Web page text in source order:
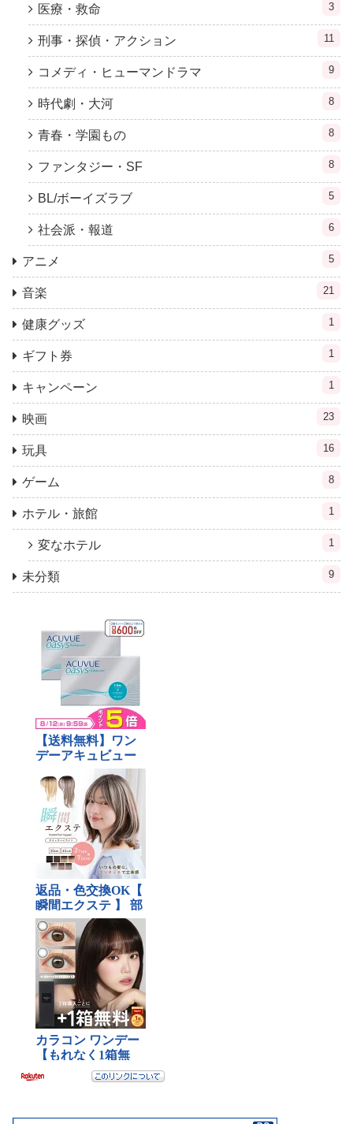
医療・救命 3
刑事・探偵・アクション 11
コメディ・ヒューマンドラマ 9
時代劇・大河 8
青春・学園もの 8
ファンタジー・SF 8
BL/ボーイズラブ 5
社会派・報道 6
アニメ 5
音楽 21
健康グッズ 1
ギフト券 1
キャンペーン 1
映画 23
玩具 16
ゲーム 8
ホテル・旅館 1
変なホテル 1
未分類 9